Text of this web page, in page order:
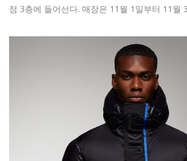
점 3층에 들어선다. 매장은 11월 1일부터 11월